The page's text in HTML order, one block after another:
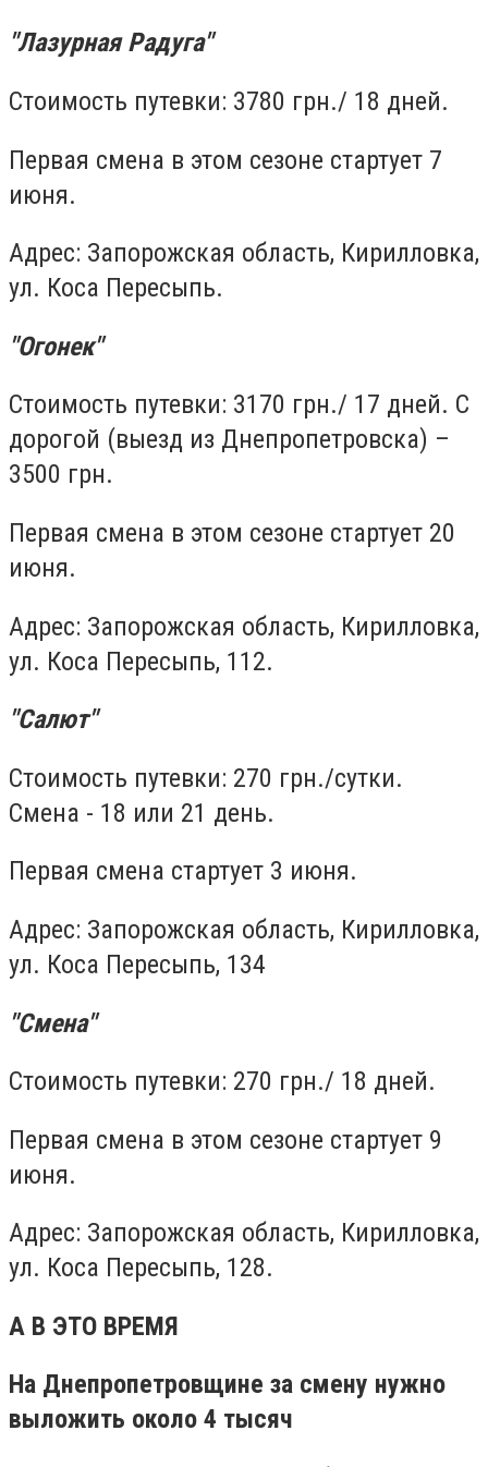
"Лазурная Радуга"
Стоимость путевки: 3780 грн./ 18 дней.
Первая смена в этом сезоне стартует 7
июня.
Адрес: Запорожская область, Кирилловка,
ул. Коса Пересыпь.
"Огонек"
Стоимость путевки: 3170 грн./ 17 дней. С
дорогой (выезд из Днепропетровска) –
3500 грн.
Первая смена в этом сезоне стартует 20
июня.
Адрес: Запорожская область, Кирилловка,
ул. Коса Пересыпь, 112.
"Салют"
Стоимость путевки: 270 грн./сутки.
Смена - 18 или 21 день.
Первая смена стартует 3 июня.
Адрес: Запорожская область, Кирилловка,
ул. Коса Пересыпь, 134
"Смена"
Стоимость путевки: 270 грн./ 18 дней.
Первая смена в этом сезоне стартует 9
июня.
Адрес: Запорожская область, Кирилловка,
ул. Коса Пересыпь, 128.
А В ЭТО ВРЕМЯ
На Днепропетровщине за смену нужно
выложить около 4 тысяч